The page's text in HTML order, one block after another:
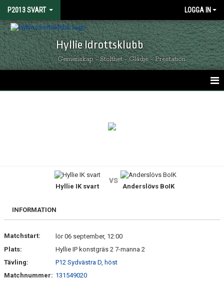
P2013 SVART LOGGA IN
Hyllie Idrottsklubb
Gemenskap - Stolthet - Glädje - Prestation
MATCHER
Hyllie IK svart
vs
Anderslövs BoIK
INFORMATION
Matchstart:
lör 06 september, 12:00
Plats:
Hyllie IP konstgräs 2 7-manna 2
Tävling:
P12 Sydvästra D, höst
Matchnummer: 131549020